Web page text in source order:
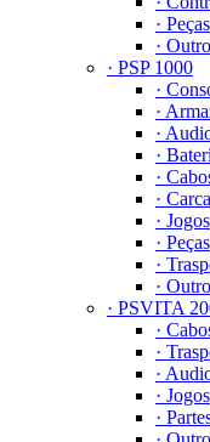
· Peças
·
· PSP 1000
·
·
·
·
·
·
· Jogos
· Peças
·
·
· PSVITA
·
·
·
· Jogos
·